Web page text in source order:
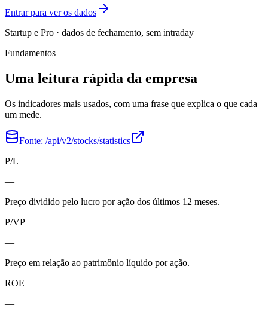
Entrar para ver os dados
Startup e Pro · dados de fechamento, sem intraday
Fundamentos
Uma leitura rápida da empresa
Os indicadores mais usados, com uma frase que explica o que cada
um mede.
Fonte: /api/v2/stocks/statistics
P/L
—
Preço dividido pelo lucro por ação dos últimos 12 meses.
P/VP
—
Preço em relação ao patrimônio líquido por ação.
ROE
—